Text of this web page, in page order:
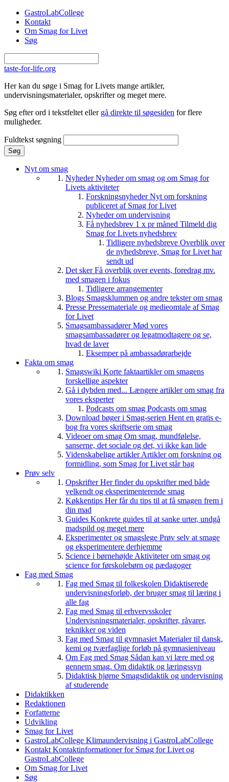
Gå til hovedindhold
GastroLabCollege
Kontakt
Om Smag for Livet
Søg
taste-for-life.org
Her kan du søge i Smag for Livets mange artikler,
undervisningsmaterialer, opskrifter og meget mere.
Søg efter ord i tekstfeltet eller gå direkte til søgesiden for flere
muligheder.
Fuldtekst søgning
Nyt om smag
NyhederNyheder om smag og om Smag for
Livets aktiviteter
ForskningsnyhederNyt om forskning
publiceret af Smag for Livet
Nyheder om undervisning
Få nyhedsbrev 1 x pr måned Tilmeld dig
Smag for Livets nyhedsbrev
Tidligere nyhedsbreve Overblik over
de nyhedsbreve, Smag for Livet har
sendt ud
Det skerFå overblik over events, foredrag mv.
med smagen i fokus
Tidligere arrangementer
Blogs Smagsklummen og andre tekster om smag
Presse Pressemateriale og medieomtale af Smag
for Livet
SmagsambassadørerMød vores
smagsambassadører og legatmodtagere og se,
hvad de laver
Eksemper på ambassadørarbejde
Fakta om smag
Smagswiki Korte faktaartikler om smagens
forskellige aspekter
Gå i dybden med... Længere artikler om smag fra
vores eksperter
Podcasts om smag Podcasts om smag
Download bøger i Smag-serien Hent en gratis e-
bog fra vores skriftserie om smag
Videoer om smag Om smag, mundfølelse,
sanserne, det sociale og det, vi ikke kan lide
Videnskabelige artiklerArtikler om forskning og
formidling, som Smag for Livet står bag
Prøv selv
OpskrifterHer finder du opskrifter med både
velkendt og eksperimenterende smag
Køkkentips Her får du tips til at få smagen frem i
din mad
Guides Konkrete guides til at sanke urter, undgå
madspild og meget mere
Eksperimenter og smagslege Prøv selv at smage
og eksperimentere derhjemme
Science i børnehøjde Aktiviteter om smag og
science for førskolebørn og pædagoger
Fag med Smag
Fag med Smag til folkeskolen Didaktiserede
undervisningsforløb, der bruger smag til læring i
alle fag
Fag med Smag til erhvervsskoler
Undervisningsmaterialer, opskrifter, råvarer,
teknikker og viden
Fag med Smag til gymnasiet Materialer til dansk,
kemi og tværfaglige forløb på gymnasieniveau
Om Fag med Smag Sådan kan vi lære med og
gennem smag. Om didaktik og læringssyn
Didaktisk hjørne Smagsdidaktik og undervisning
af studerende
Didaktikken
Redaktionen
Forfatterne
Udvikling
Smag for Livet
GastroLabCollege Klimaundervisning i GastroLabCollege
Kontakt Kontaktinformationer for Smag for Livet og
GastroLabCollege
Om Smag for Livet
Søg